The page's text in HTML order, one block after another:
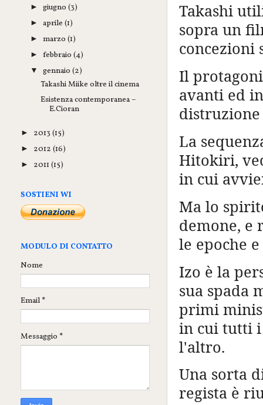
Takashi
sopra un
concezioni
Il
avanti ed
La
Hitokiri,
in cui
Ma lo
demone, e
le epoche
Izo è la
sua spada
primi
in cui tutti
l'altro.
Una sorta
regista è
►giugno(3)
►aprile(1)
►marzo(1)
►febbraio(4)
▼gennaio(2)
Takashi Miike oltre il cinema
Esistenza contemporanea –
E.Cioran
► 2013 (15)
► 2012 (16)
► 2011 (15)
SOSTIENI WI
MODULO DI CONTATTO
Nome
Email *
Messaggio *